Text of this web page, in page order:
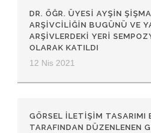
DR. ÖĞR. ÜYESI AYŞIN
ARŞIVCILIĞIN BUGÜNÜ VE
ARŞIVLERDEKI YERI
OLARAK KATILDI
12 Nis 2021
GÖRSEL İLETIŞIM TASARIMI
TARAFINDAN DÜZENLENEN